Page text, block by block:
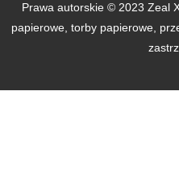
Prawa autorskie © 2023 Zeal
papierowe, torby papierowe,